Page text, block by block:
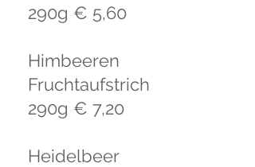
290g € 5,60
Himbeeren
Fruchtaufstrich
290g € 7,20
Heidelbeer